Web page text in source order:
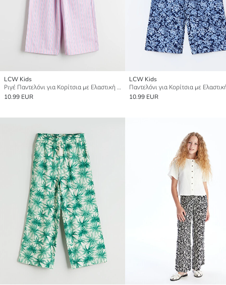
LCW Kids
Ριγέ Παντελόνι για Κορίτσια με Ελαστική Μέση
10.99 EUR
LCW Kids
Παντελόνι για Κορίτσια με
10.99 EUR